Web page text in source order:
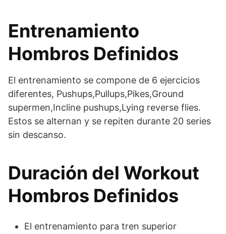
Entrenamiento
Hombros Definidos
El entrenamiento se compone de 6 ejercicios
diferentes, Pushups,Pullups,Pikes,Ground
supermen,Incline pushups,Lying reverse flies.
Estos se alternan y se repiten durante 20 series
sin descanso.
Duración del Workout
Hombros Definidos
El entrenamiento para tren superior